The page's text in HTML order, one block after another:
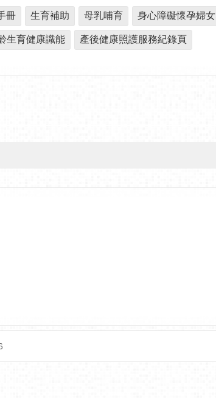
冊 生育補助 母乳哺育 身心障礙懷孕婦女
生育健康識能 產後健康照護服務紀錄頁